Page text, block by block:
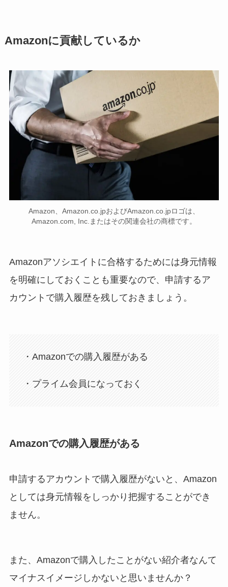
Amazonに貢献しているか
Amazon、Amazon.co.jpおよびAmazon.co.jpロゴは、
Amazon.com, Inc.またはその関連会社の商標です。
Amazonアソシエイトに合格するためには身元情報
を明確にしておくことも重要なので、申請するア
カウントで購入履歴を残しておきましょう。
・Amazonでの購入履歴がある
・プライム会員になっておく
Amazonでの購入履歴がある
申請するアカウントで購入履歴がないと、Amazon
としては身元情報をしっかり把握することができ
ません。
また、Amazonで購入したことがない紹介者なんて
マイナスイメージしかないと思いませんか？